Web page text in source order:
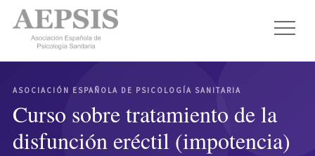
ASOCIACIÓN ESPAÑOLA DE PSICOLOGÍA SANITARIA
Curso sobre tratamiento de la
disfunción eréctil (impotencia)